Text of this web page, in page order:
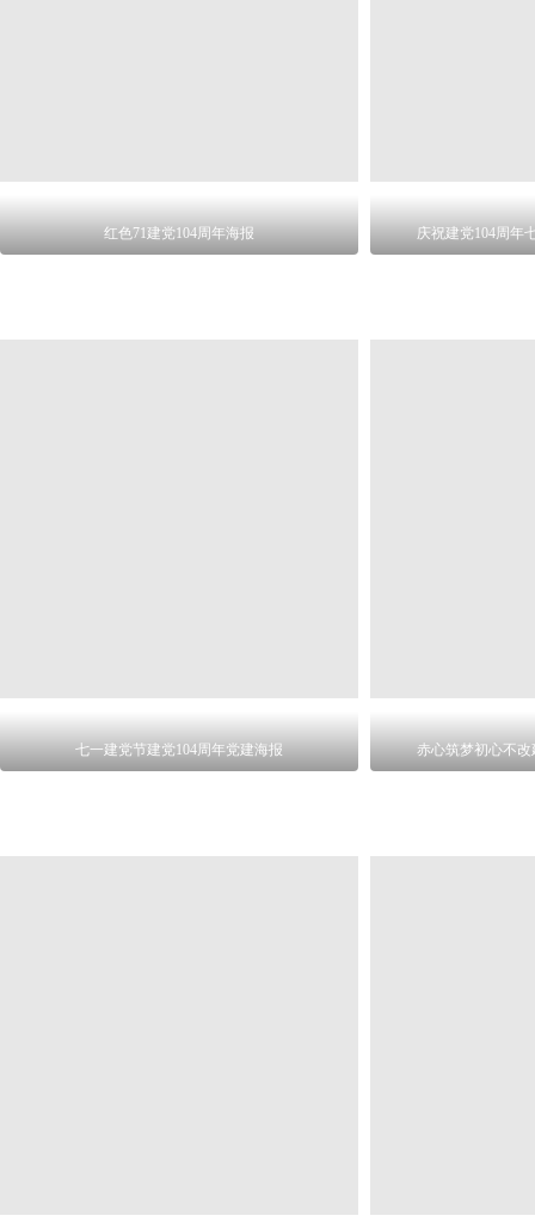
红色71建党104周年海报 庆祝建党104周年
七一建党节建党104周年党建海报 赤心筑梦初心不